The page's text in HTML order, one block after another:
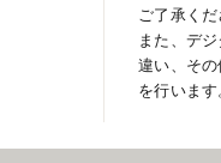
ご了承く
また、デ
違い、そ
を行います